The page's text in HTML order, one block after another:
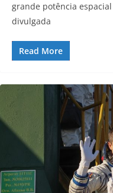
grande potência espacial
divulgada
Read More